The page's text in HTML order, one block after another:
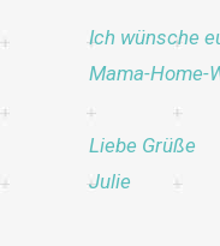
Ich wünsche
Mama-Home-
Liebe Grüße
Julie